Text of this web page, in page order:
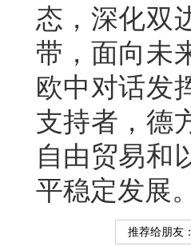
态，深化双
带，面向未
欧中对话发
支持者，德
自由贸易和
平稳定发展。
推荐给朋友：